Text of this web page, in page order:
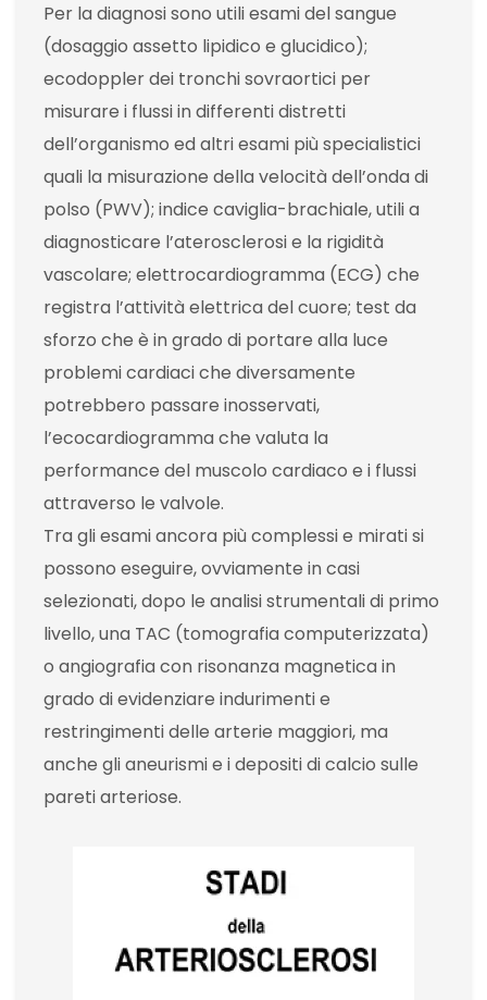
Per la diagnosi sono utili esami del sangue
(dosaggio assetto lipidico e glucidico);
ecodoppler dei tronchi sovraortici per
misurare i flussi in differenti distretti
dell’organismo ed altri esami più specialistici
quali la misurazione della velocità dell’onda di
polso (PWV); indice caviglia-brachiale, utili a
diagnosticare l’aterosclerosi e la rigidità
vascolare; elettrocardiogramma (ECG) che
registra l’attività elettrica del cuore; test da
sforzo che è in grado di portare alla luce
problemi cardiaci che diversamente
potrebbero passare inosservati,
l’ecocardiogramma che valuta la
performance del muscolo cardiaco e i flussi
attraverso le valvole.
Tra gli esami ancora più complessi e mirati si
possono eseguire, ovviamente in casi
selezionati, dopo le analisi strumentali di primo
livello, una TAC (tomografia computerizzata)
o angiografia con risonanza magnetica in
grado di evidenziare indurimenti e
restringimenti delle arterie maggiori, ma
anche gli aneurismi e i depositi di calcio sulle
pareti arteriose.